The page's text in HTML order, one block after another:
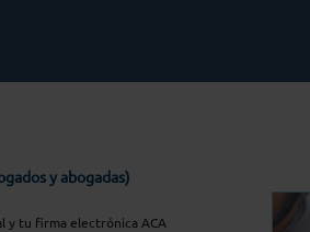
y abogadas)
y tu firma electrónica ACA